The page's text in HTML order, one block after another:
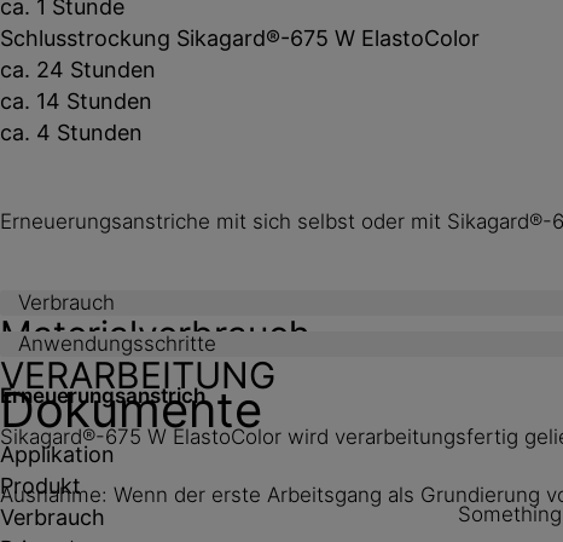
ca. 1 Stunde
Schlusstrockung Sikagard®-675 W ElastoColor
ca. 24 Stunden
ca. 14 Stunden
ca. 4 Stunden
Erneuerungsanstriche mit sich selbst oder mit
Verbrauch
Materialverbrauch
Erneuerungsanstrich
Applikation
Produkt
Verbrauch
Anwendungsschritte
VERARBEITUNG
Sikagard®-675 W ElastoColor wird verarbeitungsfertig
Ausnahme: Wenn der erste Arbeitsgang als Grundierung
Dokumente